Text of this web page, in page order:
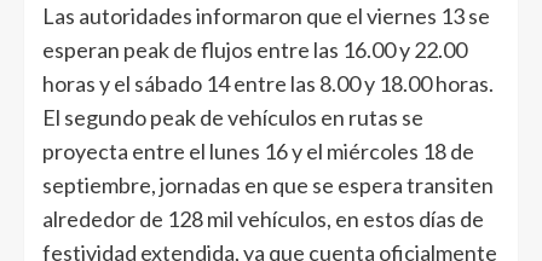
Las autoridades informaron que el viernes 13 se
esperan peak de flujos entre las 16.00 y 22.00
horas y el sábado 14 entre las 8.00 y 18.00 horas.
El segundo peak de vehículos en rutas se
proyecta entre el lunes 16 y el miércoles 18 de
septiembre, jornadas en que se espera transiten
alrededor de 128 mil vehículos, en estos días de
festividad extendida, ya que cuenta oficialmente